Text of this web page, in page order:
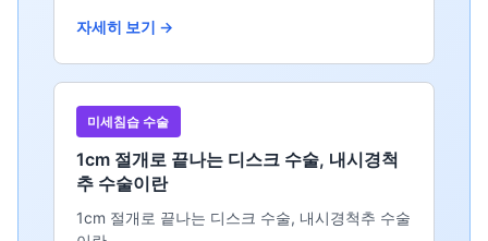
자세히 보기 →
미세침습 수술
1cm 절개로 끝나는 디스크 수술, 내시경척
추 수술이란
1cm 절개로 끝나는 디스크 수술, 내시경척추 수술